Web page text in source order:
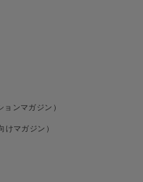
ョンマガジン）
けマガジン）